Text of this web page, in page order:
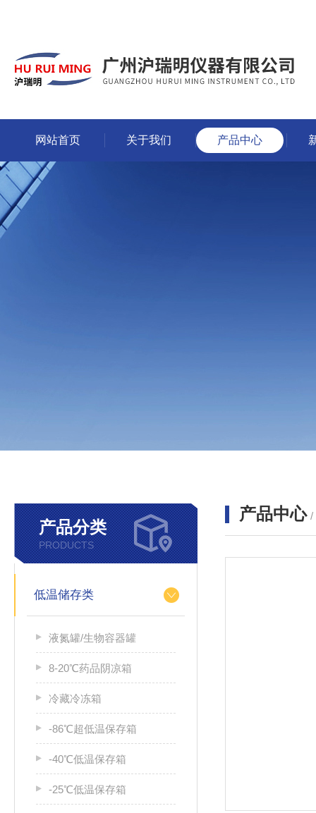
网站首页 关于我们 产品中心
产品分类
PRODUCTS
低温储存类
液氮罐/生物容器罐
8-20℃药品阴凉箱
冷藏冷冻箱
-86℃超低温保存箱
-40℃低温保存箱
-25℃低温保存箱
产品中心 /